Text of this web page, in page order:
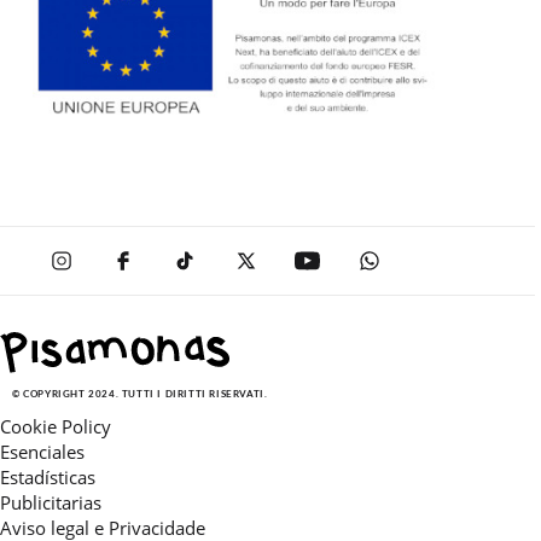
© COPYRIGHT 2024. TUTTI I DIRITTI RISERVATI.
Cookie Policy
Esenciales
Estadísticas
Publicitarias
Aviso legal e Privacidade